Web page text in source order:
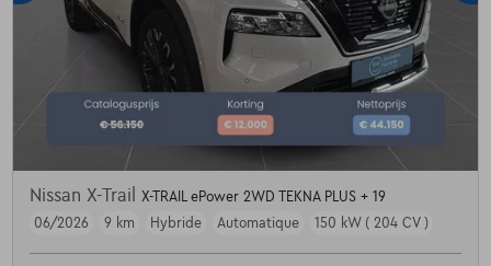
Nissan X-Trail
X-TRAIL ePower 2WD TEKNA PLUS + 19
06/2026
9 km Hybride Automatique 150 kW ( 204 CV )